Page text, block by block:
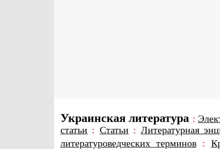
Украинская литература :
статьи : Статьи: Литературная
литературоведческих терминов: